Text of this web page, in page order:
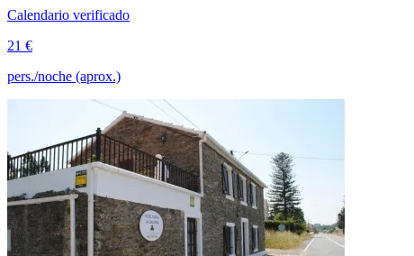
Calendario verificado
21 €
pers./noche (aprox.)